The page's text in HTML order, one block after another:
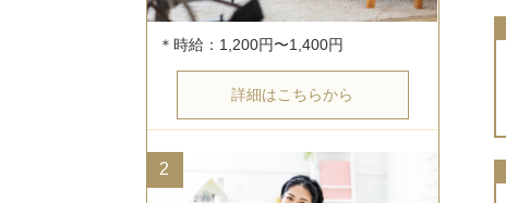
詳細はこちらから
2